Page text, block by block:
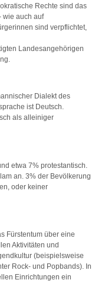
Rechte sind das
wie auch auf
sind verpflichtet,
Landesangehörigen
Dialekt des
ist Deutsch.
als alleiniger
etwa 7% protestantisch.
an. 3% der Bevölkerung
oder keiner
Fürstentum über eine
Aktivitäten und
(beispielsweise
Rock- und Popbands). In
Einrichtungen ein